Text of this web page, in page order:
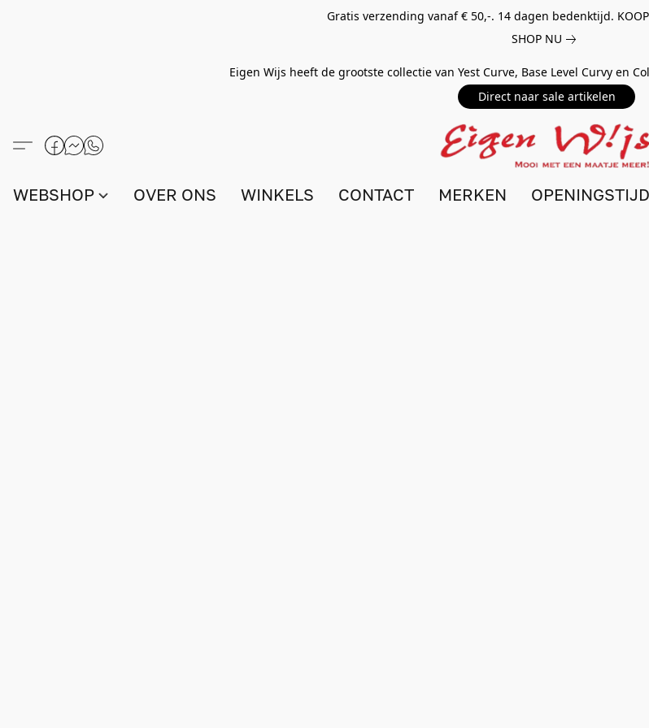
Gratis verzending vanaf € 50,-. 14 dagen bedenktijd.
SHOP NU
Eigen Wijs heeft de grootste collectie van Yest Curve, Base Level Curvy en
Direct naar sale artikelen
WEBSHOP OVER ONS WINKELS CONTACT MERKEN